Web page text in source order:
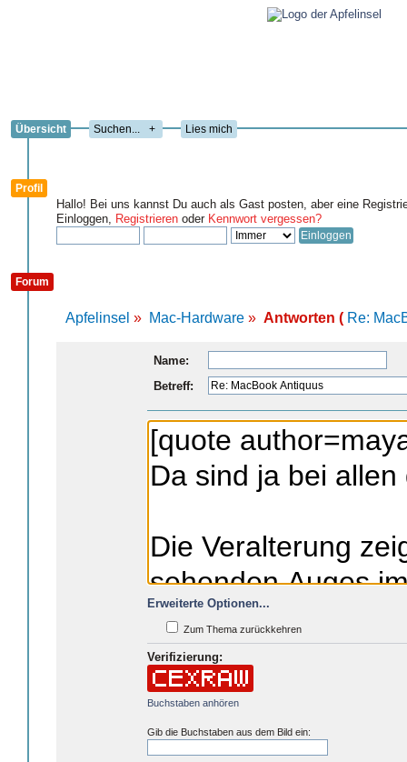
Übersicht + Lies mich
Profil
Hallo! Bei uns kannst Du auch als Gast posten, aber eine
Einloggen, Registrieren oder Kennwort vergessen?
Forum
Apfelinsel » Mac-Hardware » Antworten ( Re:
Name:
Betreff:
Erweiterte Optionen...
Zum Thema zurückkehren
Verifizierung:
Buchstaben anhören
Gib die Buchstaben aus dem Bild ein: